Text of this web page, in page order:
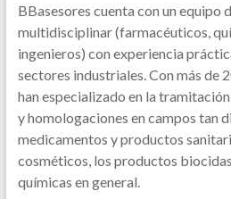
BBasesores cuenta con un equipo
multidisciplinar (farmacéuticos,
ingenieros) con experiencia
sectores industriales. Con más de
han especializado en la
y homologaciones en campos tan
medicamentos y productos
cosméticos, los productos
químicas en general.